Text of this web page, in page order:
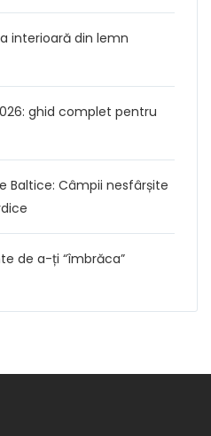
interioară din lemn
ghid complet pentru
Baltice: Câmpii nesfârșite
de a-ți “îmbrăca”